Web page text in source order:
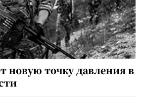
новую точку давления в